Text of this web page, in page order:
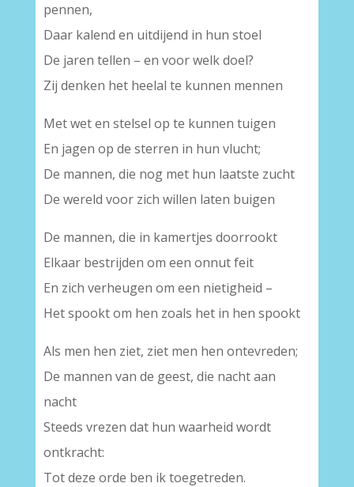
pennen,
Daar kalend en uitdijend in hun stoel
De jaren tellen – en voor welk doel?
Zij denken het heelal te kunnen mennen
Met wet en stelsel op te kunnen tuigen
En jagen op de sterren in hun vlucht;
De mannen, die nog met hun laatste zucht
De wereld voor zich willen laten buigen
De mannen, die in kamertjes doorrookt
Elkaar bestrijden om een onnut feit
En zich verheugen om een nietigheid –
Het spookt om hen zoals het in hen spookt
Als men hen ziet, ziet men hen ontevreden;
De mannen van de geest, die nacht aan
nacht
Steeds vrezen dat hun waarheid wordt
ontkracht:
Tot deze orde ben ik toegetreden.